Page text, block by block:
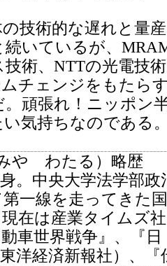
技術的な遅れと量
続いているが、
術、NTTの光電技
チェンジをもたら
頑張れ！ニッポン
気持ちなのである
や わたる）略歴
。中央大学法学部政
一線を走ってきた
在は産業タイムズ
車世界戦争』、『
洋経済新報社）、